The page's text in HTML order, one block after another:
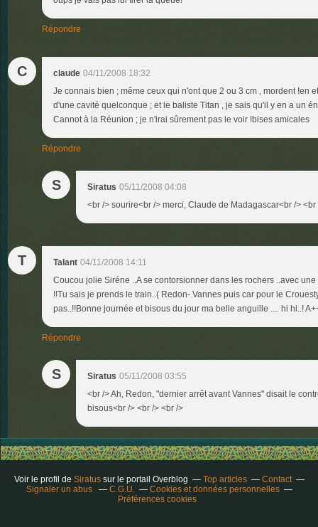
Répondre
C claude 04/11/2008 18:32
Je connais bien ; même ceux qui n'ont que 2 ou 3 cm , mordent !en
d'une cavité quelconque ; et le baliste Titan , je sais qu'il y en a un
Cannot à la Réunion ; je n'irai sûrement pas le voir !bises amicales
Répondre
S Siratus 05/11/2008 04:08
<br /> sourire<br /> merci, Claude de Madagascar<br /> <br
T Talant 04/11/2008 14:11
Coucou jolie Siréne ..A se contorsionner dans les rochers ..avec
!!Tu sais je prends le train..( Redon- Vannes puis car pour le
pas..!!Bonne journée et bisous du jour ma belle anguille .... hi hi..!
Répondre
S Siratus 05/11/2008 03:55
<br /> Ah, Redon, "dernier arrêt avant Vannes" disait le
bisous<br /> <br /> <br />
Voir le profil de Siratussur le portail Overblog Top articles
Contact
Signaler un abus
C.G.U.
Cookies et données personnelles
Préférences cookies